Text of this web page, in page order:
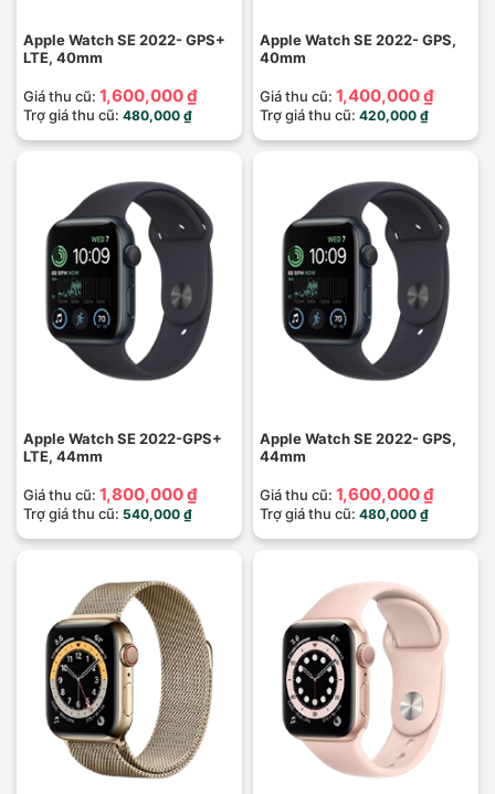
Apple Watch SE 2022- GPS+
LTE, 40mm
Giá thu cũ: 1,600,000 ₫
Trợ giá thu cũ: 480,000 ₫
Apple Watch SE 2022- GPS,
40mm
Giá thu cũ: 1,400,000 ₫
Trợ giá thu cũ: 420,000 ₫
Apple Watch SE 2022-GPS+
LTE, 44mm
Giá thu cũ: 1,800,000 ₫
Trợ giá thu cũ: 540,000 ₫
Apple Watch SE 2022- GPS,
44mm
Giá thu cũ: 1,600,000 ₫
Trợ giá thu cũ: 480,000 ₫